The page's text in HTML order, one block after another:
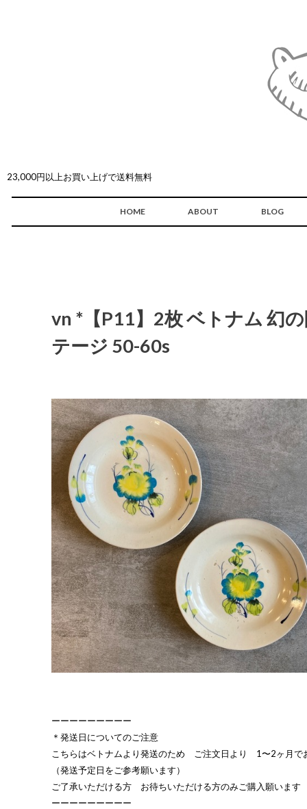
23,000円以上お買い上げで送料無料
HOME ABOUT BLOG
vn *【P11】2枚 ベトナム 幻
テージ 50-60s
ーーーーーーーーー
＊発送日についてのご注意
こちらはベトナムより発送のため ご注文日より 1〜2ヶ月で
（発送予定日をご参考願います）
ご了承いただける方 お待ちいただける方のみご購入願います
ーーーーーーーーー